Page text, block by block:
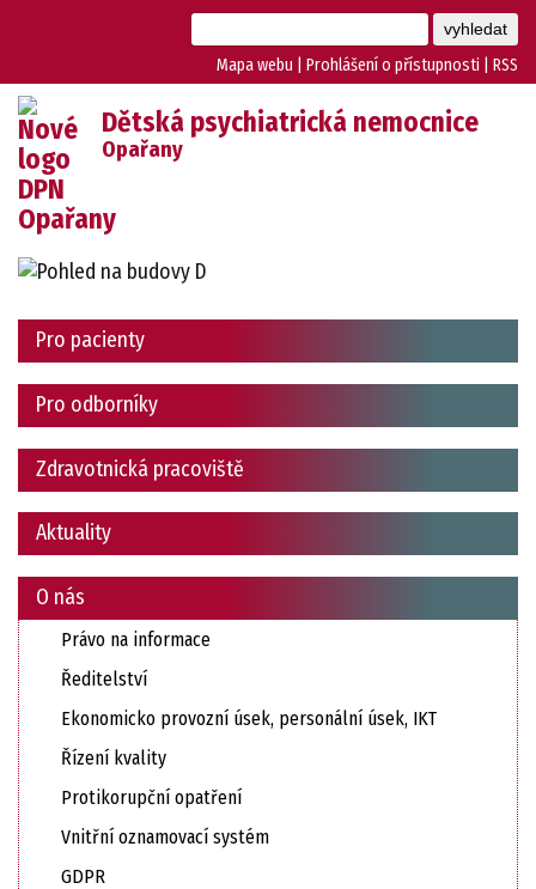
Mapa webu Prohlášení o přístupnosti RSS
Dětská psychiatrická nemocnice
Opařany
Pro pacienty
Pro odborníky
Zdravotnická pracoviště
Aktuality
O nás
Právo na informace
Ředitelství
Ekonomicko provozní úsek, personální úsek, IKT
Řízení kvality
Protikorupční opatření
Vnitřní oznamovací systém
GDPR